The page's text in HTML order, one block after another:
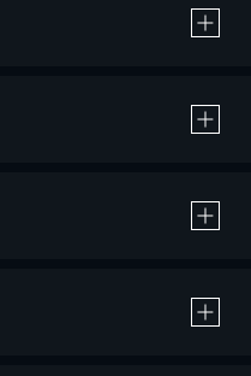
済による作品の購入 / レンタルです。
タルは、20％のポイント還元です。